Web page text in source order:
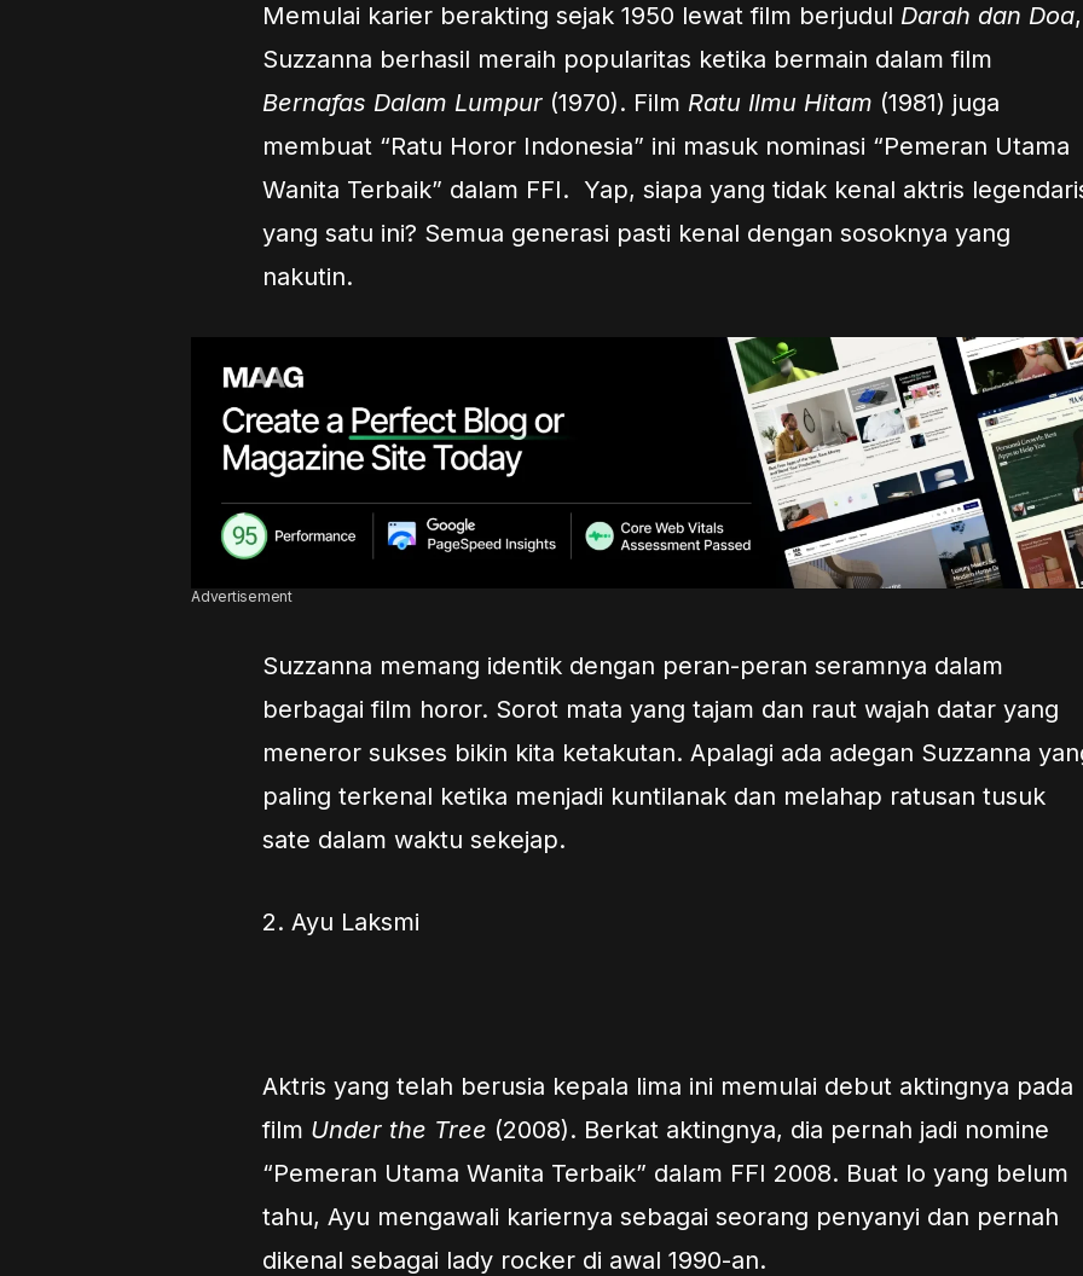
Memulai karier berakting sejak 1950 lewat film berjudul Darah dan Doa,
Suzzanna berhasil meraih popularitas ketika bermain dalam film
Bernafas Dalam Lumpur (1970). Film Ratu Ilmu Hitam (1981) juga
membuat “Ratu Horor Indonesia” ini masuk nominasi “Pemeran Utama
Wanita Terbaik” dalam FFI. Yap, siapa yang tidak kenal aktris
yang satu ini? Semua generasi pasti kenal dengan sosoknya yang
nakutin.
Advertisement
Suzzanna memang identik dengan peran-peran seramnya dalam
berbagai film horor. Sorot mata yang tajam dan raut wajah datar yang
meneror sukses bikin kita ketakutan. Apalagi ada adegan Suzzanna
paling terkenal ketika menjadi kuntilanak dan melahap ratusan tusuk
sate dalam waktu sekejap.
2. Ayu Laksmi
Aktris yang telah berusia kepala lima ini memulai debut aktingnya pada
film Under the Tree (2008). Berkat aktingnya, dia pernah jadi nomine
“Pemeran Utama Wanita Terbaik” dalam FFI 2008. Buat lo yang belum
tahu, Ayu mengawali kariernya sebagai seorang penyanyi dan pernah
dikenal sebagai lady rocker di awal 1990-an.